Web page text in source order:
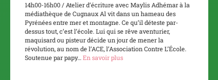
14h00-16h00 / Atelier d’écriture avec Maylis Adhémar à la
médiathèque de Cugnaux Al vit dans un hameau des
Pyrénées entre mer et montagne. Ce qu’il déteste par-
dessus tout, c’est l’école. Lui qui se rêve aventurier,
maquisard ou pisteur décide un jour de mener la
révolution, au nom de l’ACE, l’Association Contre L’École.
Soutenue par papy… En savoir plus